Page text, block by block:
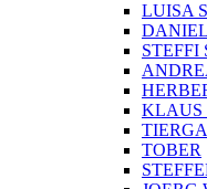
LUISA
STEFFI
KLAUS
TOBER